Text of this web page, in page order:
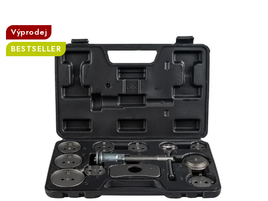
Výprodej
BESTSELLER